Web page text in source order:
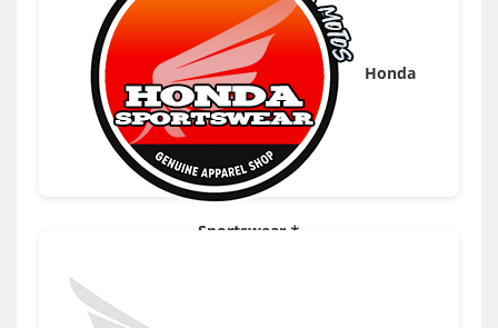
Honda
Sportswear *